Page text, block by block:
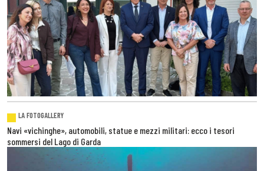
LA FOTOGALLERY
Navi «vichinghe», automobili, statue e mezzi militari: ecco i tesori
sommersi del Lago di Garda